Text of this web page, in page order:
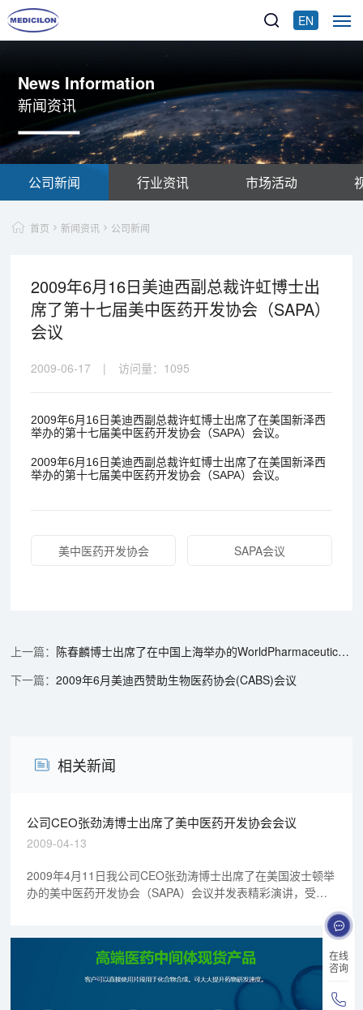
EN
在线
咨询
News Information
新闻资讯
公司新闻 行业资讯 市场活动
首页 新闻资讯 公司新闻
2009年6月16日美迪西副总裁许虹博士出
席了第十七届美中医药开发协会（SAPA）
会议
2009-06-17 | 访问量： 1095
2009年6月16日美迪西副总裁许虹博士出席了在美国新泽西
举办的第十七届美中医药开发协会（SAPA）会议。
2009年6月16日美迪西副总裁许虹博士出席了在美国新泽西
举办的第十七届美中医药开发协会（SAPA）会议。
美中医药开发协会 SAPA会议
陈春麟博士出席了在中国上海举办的WorldPharmaceutical(China)Summit/全球制药前沿（中国）论坛
2009年6月美迪西赞助生物医药协会(CABS)会议
相关新闻
公司CEO张劲涛博士出席了美中医药开发协会会议
2009-04-13
2009年4月11日我公司CEO张劲涛博士出席了在美国波士顿举
办的美中医药开发协会（SAPA）会议并发表精彩演讲，受到